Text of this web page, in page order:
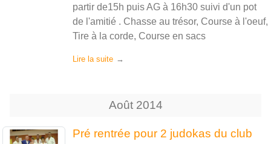
partir de15h puis AG à 16h30 suivi d'un pot
de l'amitié . Chasse au trésor, Course à l'oeuf,
Tire à la corde, Course en sacs
Lire la suite
Août 2014
Pré rentrée pour 2 judokas du club